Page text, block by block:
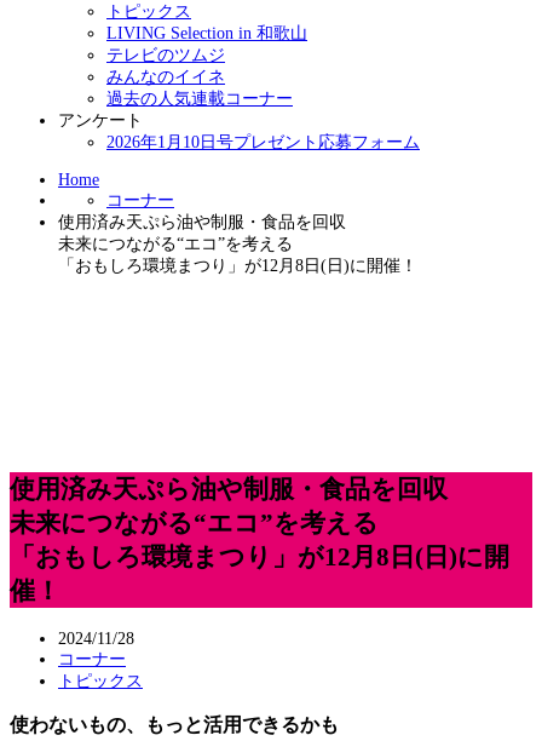
トピックス
LIVING Selection in 和歌山
テレビのツムジ
みんなのイイネ
過去の人気連載コーナー
アンケート
2026年1月10日号プレゼント応募フォーム
Home
コーナー
使用済み天ぷら油や制服・食品を回収
未来につながる“エコ”を考える
「おもしろ環境まつり」が12月8日(日)に開催！
使用済み天ぷら油や制服・食品を回収
未来につながる“エコ”を考える
「おもしろ環境まつり」が12月8日(日)に開
催！
2024/11/28
コーナー
トピックス
使わないもの、もっと活用できるかも